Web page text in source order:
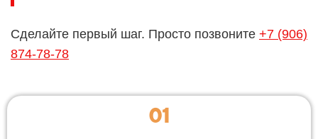
Сделайте первый шаг. Просто позвоните +7 (906)
874-78-78
01